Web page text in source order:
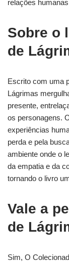
relações
Sobre o
de
Escrito com uma
Lágrimas
presente,
os personagens.
experiências
perda e pela
ambiente onde o
da empatia e da
tornando o livro
Vale a
de
Sim, O